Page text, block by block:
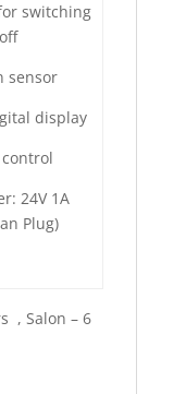
switching
sensor
display
control
24V 1A
Plug)
, Salon – 6